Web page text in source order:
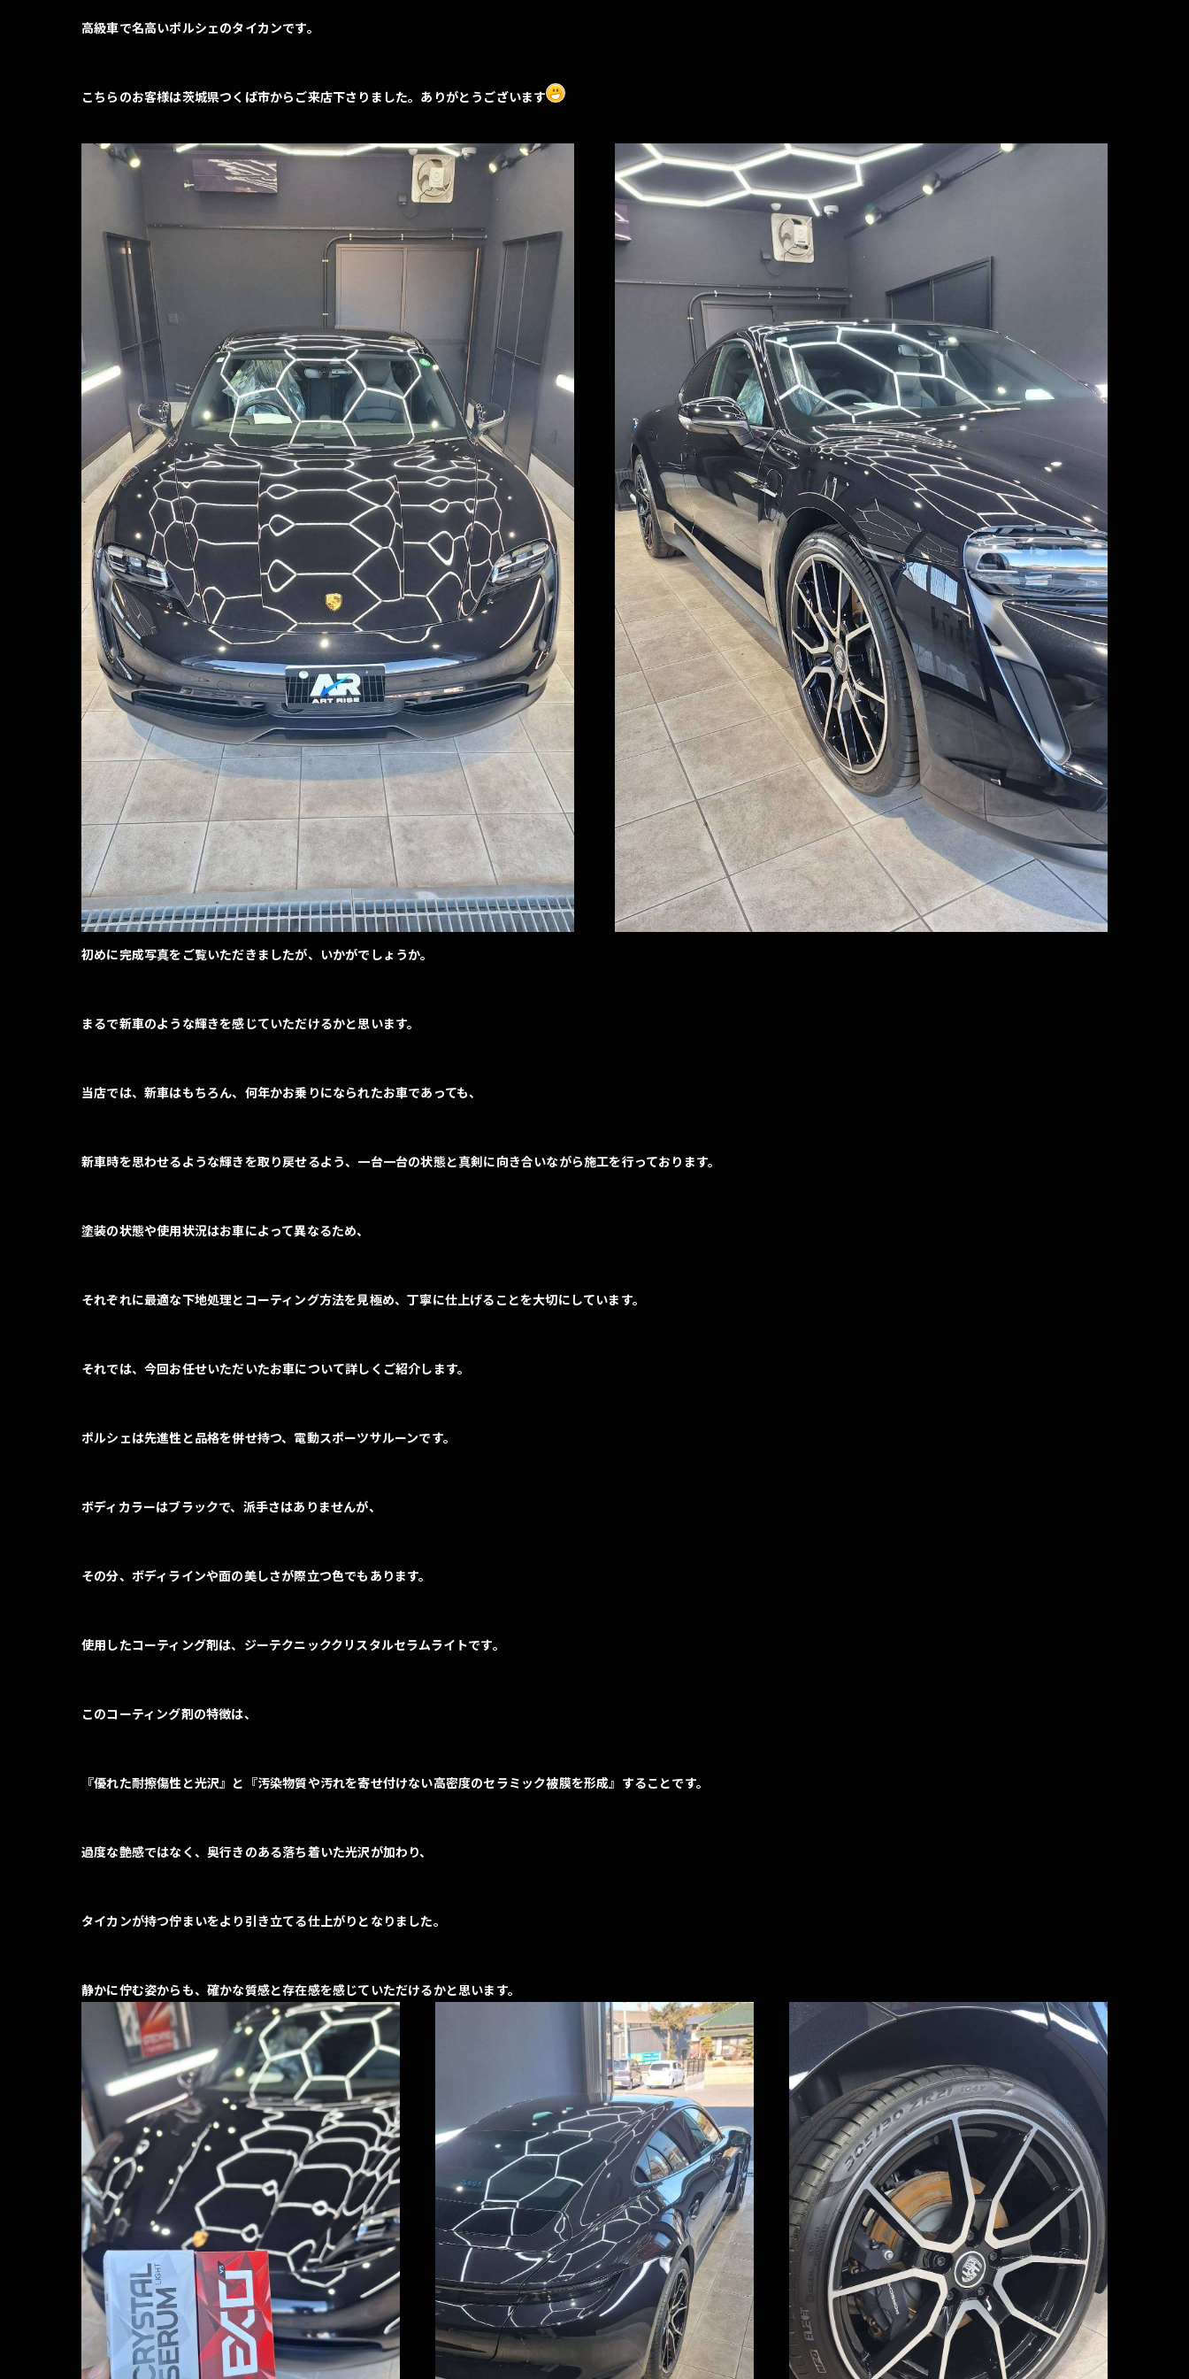
高級車で名高いポルシェのタイカンです。
こちらのお客様は茨城県つくば市からご来店下さりました。ありがとうございます
初めに完成写真をご覧いただきましたが、いかがでしょうか。
まるで新車のような輝きを感じていただけるかと思います。
当店では、新車はもちろん、何年かお乗りになられたお車であっても、
新車時を思わせるような輝きを取り戻せるよう、一台一台の状態と真剣に向き合いながら施工を行っております。
塗装の状態や使用状況はお車によって異なるため、
それぞれに最適な下地処理とコーティング方法を見極め、丁寧に仕上げることを大切にしています。
それでは、今回お任せいただいたお車について詳しくご紹介します。
ポルシェは先進性と品格を併せ持つ、電動スポーツサルーンです。
ボディカラーはブラックで、派手さはありませんが、
その分、ボディラインや面の美しさが際立つ色でもあります。
使用したコーティング剤は、ジーテクニッククリスタルセラムライトです。
このコーティング剤の特徴は、
『優れた耐擦傷性と光沢』と『汚染物質や汚れを寄せ付けない高密度のセラミック被膜を形成』することです。
過度な艶感ではなく、奥行きのある落ち着いた光沢が加わり、
タイカンが持つ佇まいをより引き立てる仕上がりとなりました。
静かに佇む姿からも、確かな質感と存在感を感じていただけるかと思います。